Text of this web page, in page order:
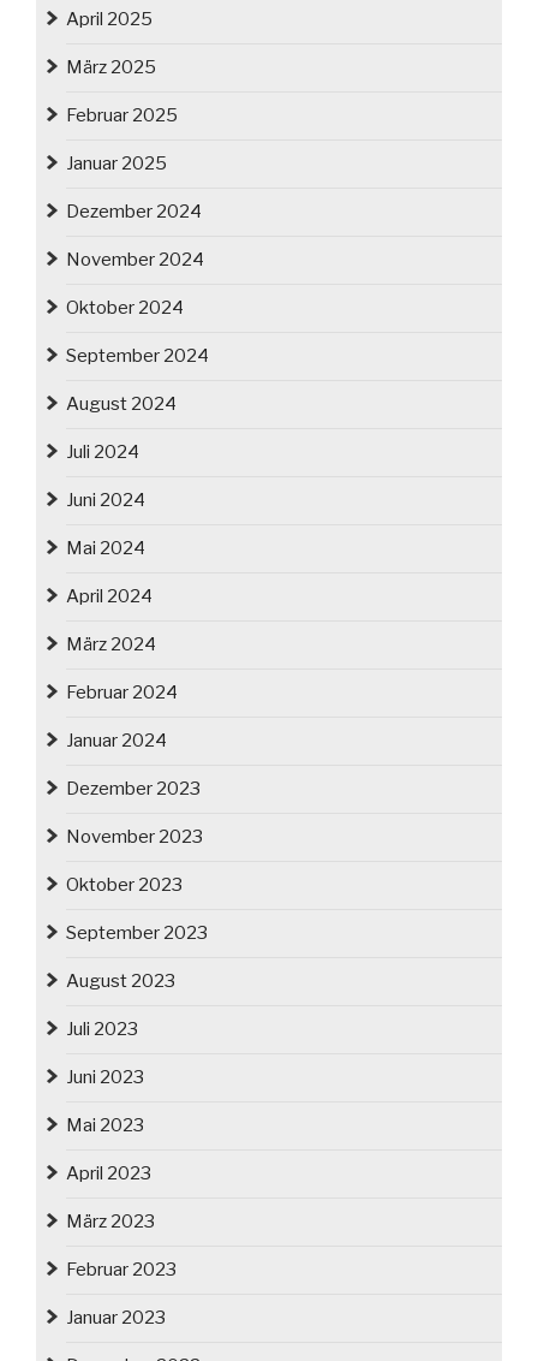
April 2025
März 2025
Februar 2025
Januar 2025
Dezember 2024
November 2024
Oktober 2024
September 2024
August 2024
Juli 2024
Juni 2024
Mai 2024
April 2024
März 2024
Februar 2024
Januar 2024
Dezember 2023
November 2023
Oktober 2023
September 2023
August 2023
Juli 2023
Juni 2023
Mai 2023
April 2023
März 2023
Februar 2023
Januar 2023